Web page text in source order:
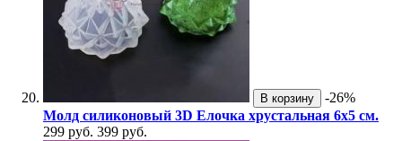
В корзину
-26%
Молд силиконовый 3D Елочка хрустальная 6х5 см.
299 руб. 399 руб.